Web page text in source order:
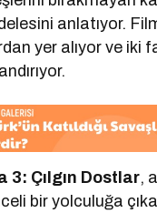
anlatıyor.
yer alıyor ve iki
3: Çılgın Dostlar,
bir yolculuğa